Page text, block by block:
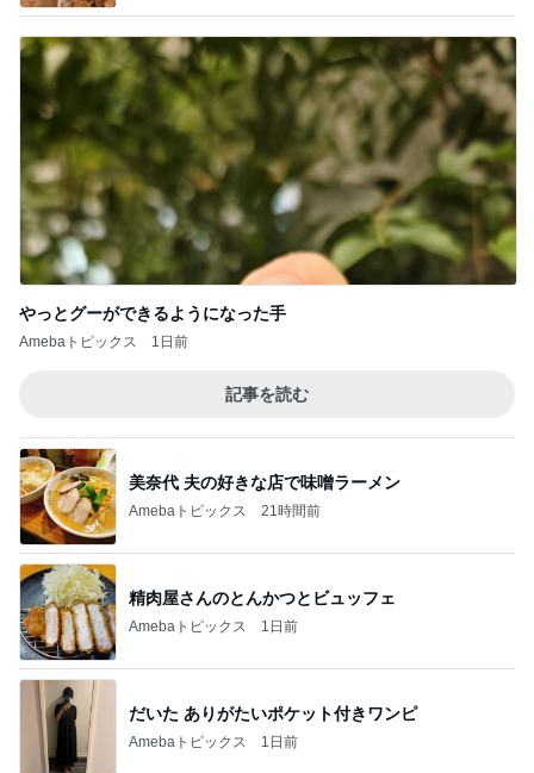
やっとグーができるようになった手
Amebaトピックス 1日前
記事を読む
美奈代 夫の好きな店で味噌ラーメン
Amebaトピックス 21時間前
精肉屋さんのとんかつとビュッフェ
Amebaトピックス 1日前
だいた ありがたいポケット付きワンピ
Amebaトピックス 1日前